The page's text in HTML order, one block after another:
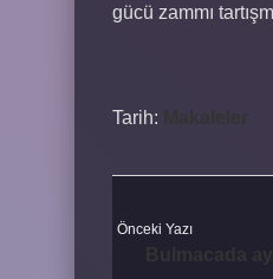
gücü zammı
Tarih: Makaleler
Önceki Yazı